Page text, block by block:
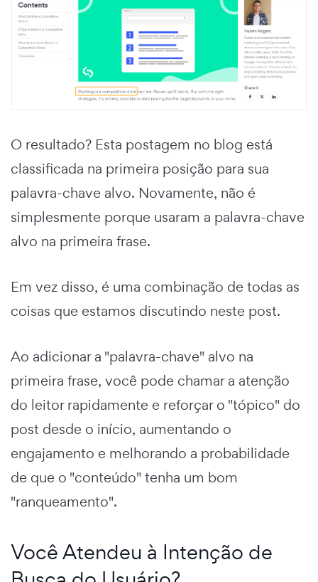
O resultado? Esta postagem no blog está
classificada na primeira posição para sua
palavra-chave alvo. Novamente, não é
simplesmente porque usaram a palavra-chave
alvo na primeira frase.
Em vez disso, é uma combinação de todas as
coisas que estamos discutindo neste post.
Ao adicionar a "palavra-chave" alvo na
primeira frase, você pode chamar a atenção
do leitor rapidamente e reforçar o "tópico" do
post desde o início, aumentando o
engajamento e melhorando a probabilidade
de que o "conteúdo" tenha um bom
"ranqueamento".
Você Atendeu à Intenção de